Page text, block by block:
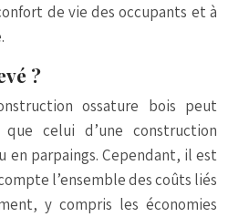
de vie des occupants et à
?
ossature bois peut
celui d’une construction
parpaings. Cependant, il est
l’ensemble des coûts liés
y compris les économies